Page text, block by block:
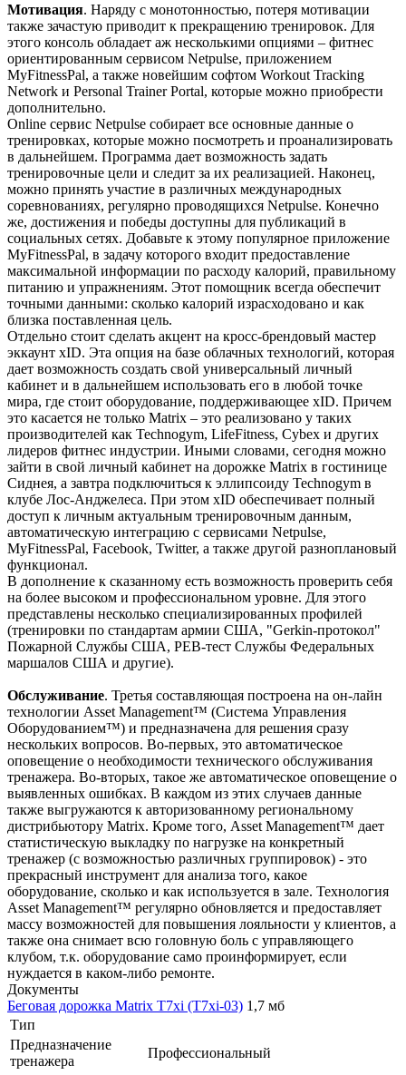
Мотивация. Наряду с монотонностью, потеря мотивации
также зачастую приводит к прекращению тренировок. Для
этого консоль обладает аж несколькими опциями – фитнес
ориентированным сервисом Netpulse, приложением
MyFitnessPal, а также новейшим софтом Workout Tracking
Network и Personal Trainer Portal, которые можно приобрести
дополнительно.
Online сервис Netpulse собирает все основные данные о
тренировках, которые можно посмотреть и проанализировать
в дальнейшем. Программа дает возможность задать
тренировочные цели и следит за их реализацией. Наконец,
можно принять участие в различных международных
соревнованиях, регулярно проводящихся Netpulse. Конечно
же, достижения и победы доступны для публикаций в
социальных сетях. Добавьте к этому популярное приложение
MyFitnessPal, в задачу которого входит предоставление
максимальной информации по расходу калорий, правильному
питанию и упражнениям. Этот помощник всегда обеспечит
точными данными: сколько калорий израсходовано и как
близка поставленная цель.
Отдельно стоит сделать акцент на кросс-брендовый мастер
эккаунт xID. Эта опция на базе облачных технологий, которая
дает возможность создать свой универсальный личный
кабинет и в дальнейшем использовать его в любой точке
мира, где стоит оборудование, поддерживающее xID. Причем
это касается не только Matrix – это реализовано у таких
производителей как Technogym, LifeFitness, Cybex и других
лидеров фитнес индустрии. Иными словами, сегодня можно
зайти в свой личный кабинет на дорожке Matrix в гостинице
Сиднея, а завтра подключиться к эллипсоиду Technogym в
клубе Лос-Анджелеса. При этом xID обеспечивает полный
доступ к личным актуальным тренировочным данным,
автоматическую интеграцию с сервисами Netpulse,
MyFitnessPal, Facebook, Twitter, а также другой разноплановый
функционал.
В дополнение к сказанному есть возможность проверить себя
на более высоком и профессиональном уровне. Для этого
представлены несколько специализированных профилей
(тренировки по стандартам армии США, "Gerkin-протокол"
Пожарной Службы США, PEB-тест Службы Федеральных
маршалов США и другие).
Обслуживание. Третья составляющая построена на он-лайн
технологии Asset Management™ (Система Управления
Оборудованием™) и предназначена для решения сразу
нескольких вопросов. Во-первых, это автоматическое
оповещение о необходимости технического обслуживания
тренажера. Во-вторых, такое же автоматическое оповещение о
выявленных ошибках. В каждом из этих случаев данные
также выгружаются к авторизованному региональному
дистрибьютору Matrix. Кроме того, Asset Management™ дает
статистическую выкладку по нагрузке на конкретный
тренажер (с возможностью различных группировок) - это
прекрасный инструмент для анализа того, какое
оборудование, сколько и как используется в зале. Технология
Asset Management™ регулярно обновляется и предоставляет
массу возможностей для повышения лояльности у клиентов, а
также она снимает всю головную боль с управляющего
клубом, т.к. оборудование само проинформирует, если
нуждается в каком-либо ремонте.
Документы
Беговая дорожка Matrix T7xi (T7xi-03) 1,7 мб
Тип
Предназначение
тренажера
Профессиональный